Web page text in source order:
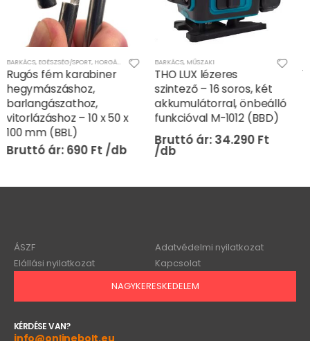
SZABADIDŐ
BARKÁCS,MŰSZAKI
THO LUX lézeres
szintező – 16 soros, két
akkumulátorral, önbeálló
funkcióval M-1012 (BBD)
34.290
BARKÁCS,SZERSZÁMOK
110 db-os csavarhúzó
bit készlet (BBD) (BBV)
3.690 Ft
ÁSZF
Adatvédelmi nyilatkozat
Elállási nyilatkozat
Kapcsolat
NAGYKERESKEDELEM
KÉRDÉSE VAN?
info@onlinebolt.eu